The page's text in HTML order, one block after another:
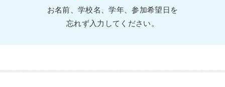
お名前、学校名、学年、参加希望日を
忘れず入力してください。